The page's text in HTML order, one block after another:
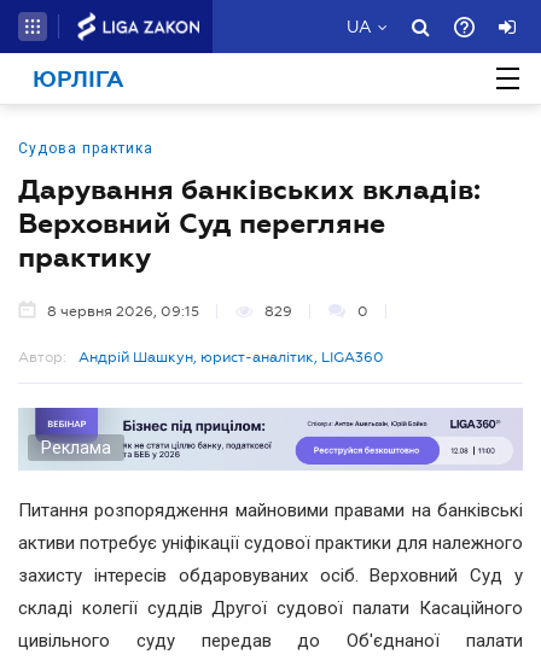
UA
ЮРЛІГА
Судова практика
Дарування банківських вкладів:
Верховний Суд перегляне
практику
8 червня 2026, 09:15 829 0
Автор: Андрій Шашкун, юрист-аналітик, LIGA360
Реклама
Питання розпорядження майновими правами на банківські
активи потребує уніфікації судової практики для належного
захисту інтересів обдаровуваних осіб. Верховний Суд у
складі колегії суддів Другої судової палати Касаційного
цивільного суду передав до Об'єднаної палати